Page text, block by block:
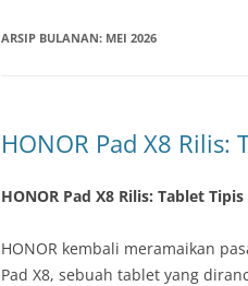
ARSIP BULANAN: MEI 2026
HONOR Pad X8
HONOR Pad X8 Rilis: Tablet
HONOR kembali meramaikan
Pad X8, sebuah tablet yang